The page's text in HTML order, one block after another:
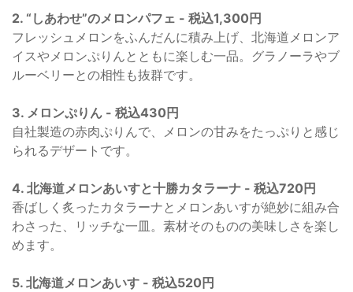
2. “しあわせ”のメロンパフェ - 税込1,300円
フレッシュメロンをふんだんに積み上げ、北海道メロンア
イスやメロンぷりんとともに楽しむ一品。グラノーラやブ
ルーベリーとの相性も抜群です。
3. メロンぷりん - 税込430円
自社製造の赤肉ぷりんで、メロンの甘みをたっぷりと感じ
られるデザートです。
4. 北海道メロンあいすと十勝カタラーナ - 税込720円
香ばしく炙ったカタラーナとメロンあいすが絶妙に組み合
わさった、リッチな一皿。素材そのものの美味しさを楽し
めます。
5. 北海道メロンあいす - 税込520円